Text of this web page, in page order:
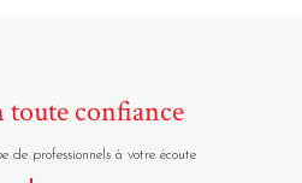
toute confiance
de professionnels à votre écoute